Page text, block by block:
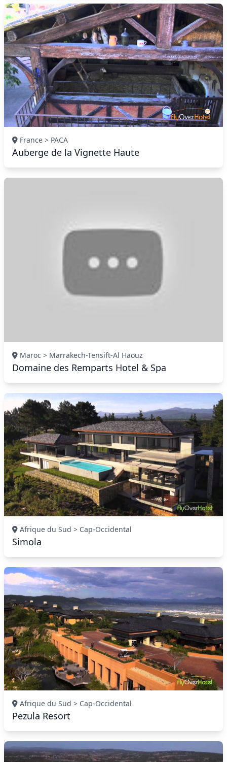
France > PACA
Auberge de la Vignette Haute
Maroc > Marrakech-Tensift-Al Haouz
Domaine des Remparts Hotel & Spa
Afrique du Sud > Cap-Occidental
Simola
Afrique du Sud > Cap-Occidental
Pezula Resort